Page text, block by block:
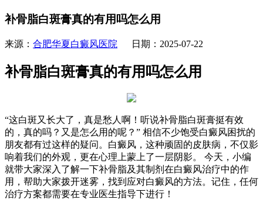
补骨脂白斑膏真的有用吗怎么用
来源： 合肥华夏白癜风医院 日期：2025-07-22
补骨脂白斑膏真的有用吗怎么用
“这白斑又长大了，真是愁人啊！听说补骨脂白斑膏挺有效
的，真的吗？又是怎么用的呢？” 相信不少饱受白癜风困扰的
朋友都有过这样的疑问。白癜风，这种顽固的皮肤病，不仅影
响着我们的外观，更在心理上蒙上了一层阴影。 今天，小编
就带大家深入了解一下补骨脂及其制剂在白癜风治疗中的作
用，帮助大家拨开迷雾，找到应对白癜风的方法。记住，任何
治疗方案都需要在专业医生指导下进行！